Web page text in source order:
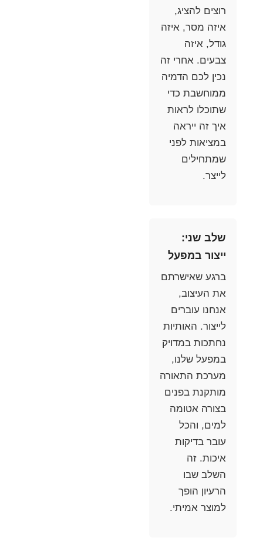
רוצים להציג,
איזה מסר, איזה
גודל, איזה
צבעים. אחרי זה
נכין לכם הדמיה
ממוחשבת כדי
שתוכלו לראות
איך זה ייראה
במציאות לפני
שמתחילים
לייצר.
שלב שני:
ייצור במפעל
ברגע שאישרתם
את העיצוב,
אנחנו עוברים
לייצור. האותיות
נחתכות במדויק
במפעל שלנו,
מערכת התאורה
מותקנת בפנים
בצורה אטומה
למים, והכל
עובר בדיקות
איכות. זה
השלב שבו
הרעיון הופך
למוצר אמיתי.